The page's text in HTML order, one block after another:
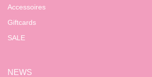
Accessoires
Giftcards
SALE
NEWS